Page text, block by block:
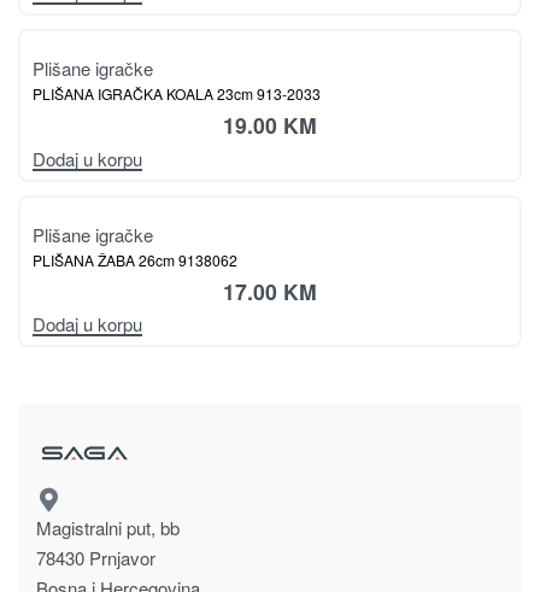
PLIŠANA IGRAČKA MAGARAC 30cm 913-2035
Dodaj u korpu